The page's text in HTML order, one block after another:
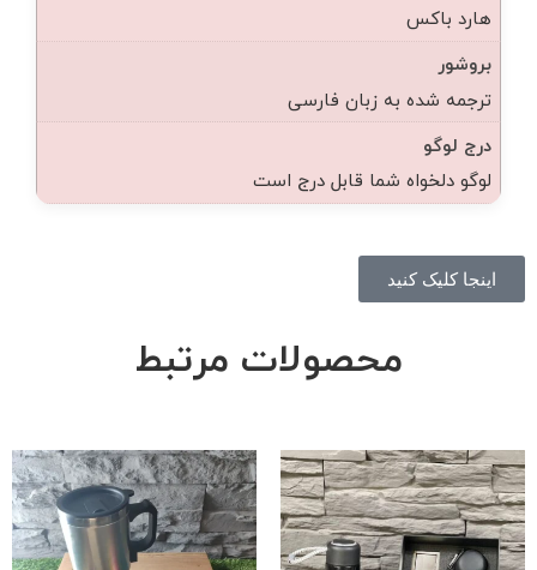
هارد باکس
بروشور
ترجمه شده به زبان فارسی
درج لوگو
لوگو دلخواه شما قابل درج است
اینجا کلیک کنید
محصولات مرتبط